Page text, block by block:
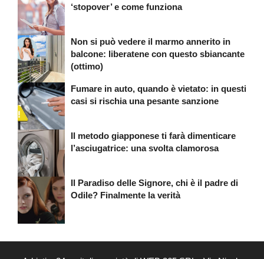
‘stopover’ e come funziona
Non si può vedere il marmo annerito in
balcone: liberatene con questo sbiancante
(ottimo)
Fumare in auto, quando è vietato: in questi
casi si rischia una pesante sanzione
Il metodo giapponese ti farà dimenticare
l’asciugatrice: una svolta clamorosa
Il Paradiso delle Signore, chi è il padre di
Odile? Finalmente la verità